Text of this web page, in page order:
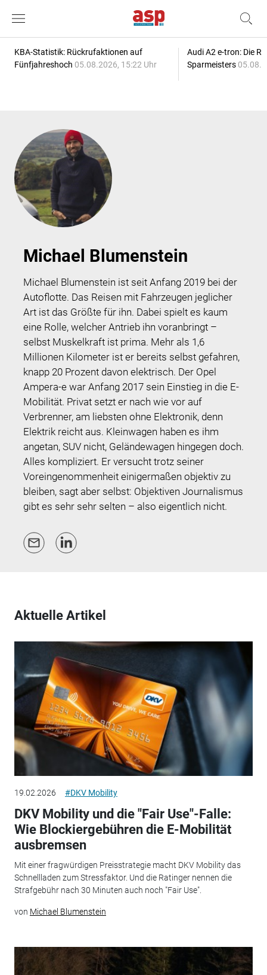
KBA-Statistik: Rückrufaktionen auf
Fünfjahreshoch 05.08.2026, 15:22 Uhr
Audi A2 e-tron: Die
Sparmeisters
Michael Blumenstein
Michael Blumenstein ist seit Anfang 2019 bei der
Autoflotte. Das Reisen mit Fahrzeugen jeglicher
Art ist das Größte für ihn. Dabei spielt es kaum
eine Rolle, welcher Antrieb ihn voranbringt –
selbst Muskelkraft ist prima. Mehr als 1,6
Millionen Kilometer ist er bereits selbst gefahren,
knapp 20 Prozent davon elektrisch. Der Opel
Ampera-e war Anfang 2017 sein Einstieg in die E-
Mobilität. Privat setzt er nach wie vor auf
Verbrenner, am liebsten ohne Elektronik, denn
Elektrik reicht aus. Kleinwagen haben es ihm
angetan, SUV nicht, Geländewagen hingegen doch.
Alles kompliziert. Er versucht trotz seiner
Voreingenommenheit einigermaßen objektiv zu
bleiben, sagt aber selbst: Objektiven Journalismus
gibt es sehr sehr selten – also eigentlich nicht.
Aktuelle Artikel
19.02.2026 #DKV Mobility
DKV Mobility und die "Fair Use"-Falle:
Wie Blockiergebühren die E-Mobilität
ausbremsen
Mit einer fragwürdigen Preisstrategie macht DKV Mobility das
Schnellladen zum Stressfaktor. Und die Ratinger nennen die
Strafgebühr nach 30 Minuten auch noch "Fair Use".
von Michael Blumenstein